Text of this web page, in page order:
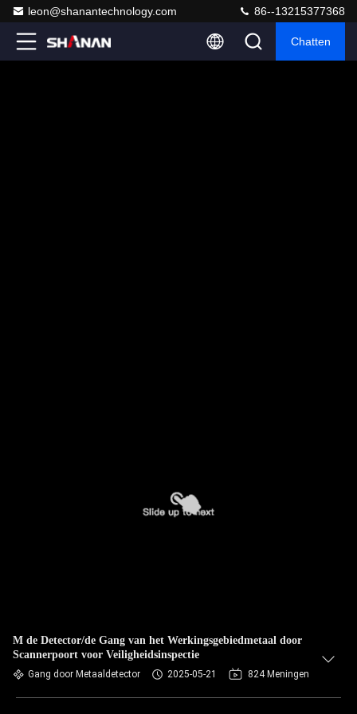
leon@shanantechnology.com 86--13215377368
Chatten
M de Detector/de Gang van het Werkingsgebiedmetaal door
Scannerpoort voor Veiligheidsinspectie
Gang door Metaaldetector 2025-05-21 824 Meningen